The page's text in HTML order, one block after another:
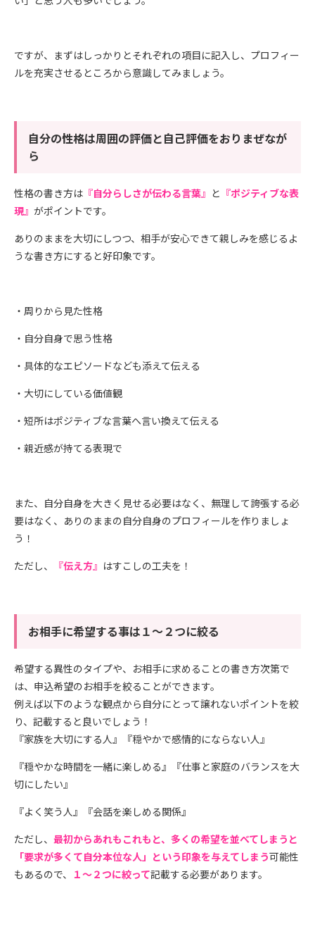
ですが、まずはしっかりとそれぞれの項目に記入し、プロフィー
ルを充実させるところから意識してみましょう。
自分の性格は周囲の評価と自己評価をおりまぜなが
ら
性格の書き方は 『自分らしさが伝わる言葉』 と 『ポジティブな表
現』 がポイントです。
ありのままを大切にしつつ、相手が安心できて親しみを感じるよ
うな書き方にすると好印象です。
・周りから見た性格
・自分自身で思う性格
・具体的なエピソードなども添えて伝える
・大切にしている価値観
・短所はポジティブな言葉へ言い換えて伝える
・親近感が持てる表現で
また、自分自身を大きく見せる必要はなく、無理して誇張する必
要はなく、ありのままの自分自身のプロフィールを作りましょ
う！
ただし、
『伝え方』 はすこしの工夫を！
お相手に希望する事は１～２つに絞る
希望する異性のタイプや、お相手に求めることの書き方次第で
は、申込希望のお相手を絞ることができます。
例えば以下のような観点から自分にとって譲れないポイントを絞
り、記載すると良いでしょう！
『家族を大切にする人』『穏やかで感情的にならない人』
『穏やかな時間を一緒に楽しめる』『仕事と家庭のバランスを大
切にしたい』
『よく笑う人』『会話を楽しめる関係』
ただし、 最初からあれもこれもと、多くの希望を並べてしまうと
「要求が多くて自分本位な人」という印象を与えてしまう可能性
もあるので、 １～２つに絞って記載する必要があります。